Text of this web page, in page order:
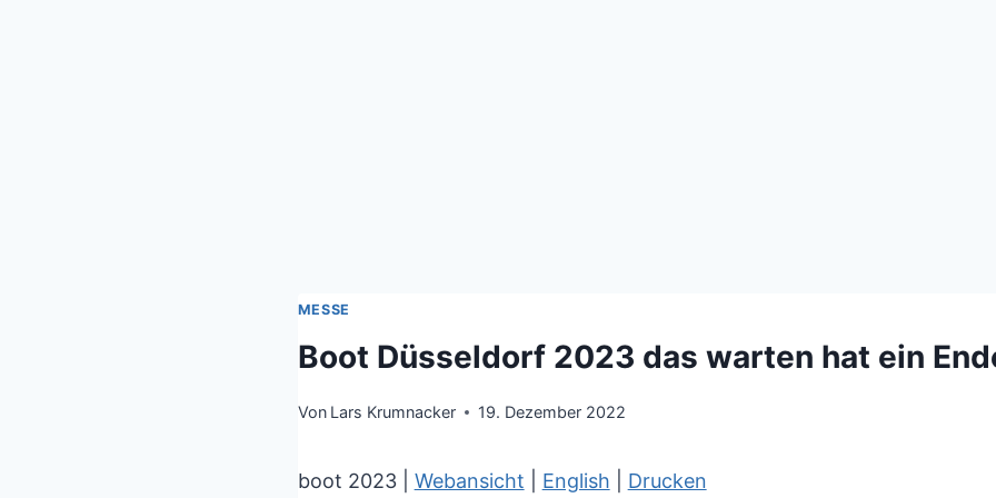
MESSE
Boot Düsseldorf 2023 das warten hat ein
Von Lars Krumnacker 19. Dezember 2022
boot 2023 | Webansicht English Drucken